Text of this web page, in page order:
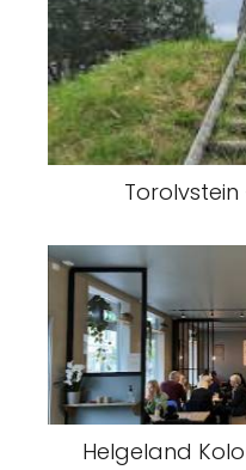
Helgeland